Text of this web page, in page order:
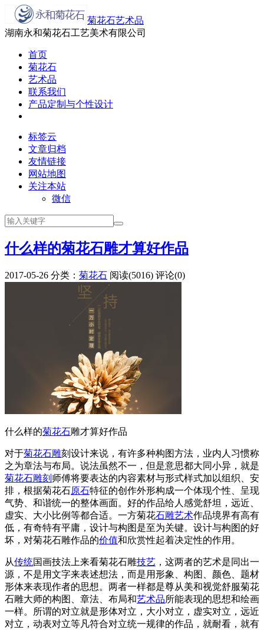
菊花石艺术品
湖南永和菊花石工艺美术有限公司
首页
菊花石
艺术品
联系我们
产品定制与个性设计
标签云
文章归档
友情链接
网站地图
关注本站
微信
什么样的菊花石雕才算好作品
2017-05-26 分类： 菊花石 阅读(5016) 评论(0)
什么样的菊花石雕才算好作品
对于菊花石雕刻设计来说，有许多种构图方法，业内人习惯称
之为章法与布局。说法虽然不一，但是意思都大同小异，就是
菊花石雕刻 师傅将要表达的内容素材与形式样式加以组织、安
排，根据菊花石原石特征的创作外形构成一个体现个性、呈现
气势、和谐统一的整体画面。好的作品给人感觉舒坦，远近、
虚实、大小比例等都合适。一方菊花石雕艺术作品境界有高有
低，有奇特有平庸，设计与构图是至为关键。设计与构图的好
坏，对菊花石雕作品的价值和欣赏性起着决定性的作用。
从传统国画技法上来看菊花石雕技艺 ，这两者的艺术是同出一
源，不是用文字来表述想法，而是用形象、构图、颜色、题材
形体来表现作者的思想。两者一样都是尊从美和视觉舒服菊花
石雕大师的构图、章法、布局和艺术品所能表现的思想和绘画
一样。所谓的对立就是形体对立，大小对立，虚实对立，远近
对立，动表对立等凡符合对立统一规律的作品，就耐看，就有